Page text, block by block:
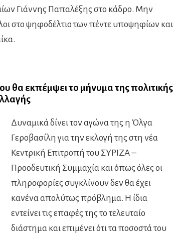
Γιάννης Παπαλέξης στο κάδρο. Μην
στο ψηφοδέλτιο των πέντε υποψηφίων και
θα εκπέμψει το μήνυμα της πολιτικής
Δυναμικά δίνει τον αγώνα της η Όλγα
Γεροβασίλη για την εκλογή της στη νέα
Κεντρική Επιτροπή του ΣΥΡΙΖΑ –
Προοδευτική Συμμαχία και όπως όλες οι
πληροφορίες συγκλίνουν δεν θα έχει
κανένα απολύτως πρόβλημα. Η ίδια
εντείνει τις επαφές της το τελευταίο
διάστημα και επιμένει ότι τα ποσοστά του